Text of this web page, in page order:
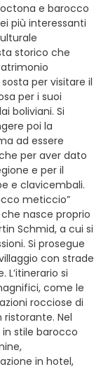
e barocco
più interessanti
storico che
sosta per visitare il
per i suoi
boliviani. Si
poi la
ad essere
per aver dato
e per il
e clavicembali.
meticcio”
nasce proprio
Schmid, a cui si
Si prosegue
con strade
si
come le
rocciose di
Nel
stile barocco
in hotel,